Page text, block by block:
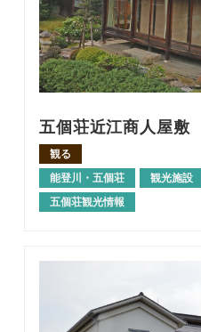
五個荘近江商人屋
観る
能登川・五個荘
観光施設
五個荘観光情報